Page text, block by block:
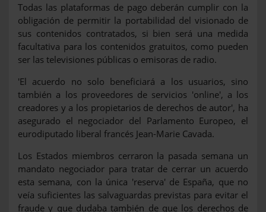
Todas las plataformas de pago deberán cumplir con la
obligación de permitir la portabilidad del visionado de
sus contenidos contratados, si bien será una medida
facultativa para los contenidos gratuitos, como pueden
ser las televisiones públicas o emisoras de radio.
'El acuerdo no solo beneficiará a los usuarios, sino
también a los proveedores de servicios 'online', a los
creadores y a los propietarios de derechos de autor', ha
asegurado el negociador del Parlamento Europeo, el
eurodiputado liberal francés Jean-Marie Cavada.
Los Estados miembros cerraron la pasada semana un
mandato negociador para tratar de cerrar un acuerdo
esta semana, con la única 'reserva' de España, que no
veía suficientes las salvaguardas previstas para evitar el
fraude y que dudaba también de que los derechos de